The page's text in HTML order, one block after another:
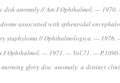
anomaly // Am J Ophthalmol. —
associated with sphenoidal
staphyloma // Ophthalmologica. — 1976.
J Ophthalmol. — 1971. — Vol.71. —
glory disc anomaly: a distinct